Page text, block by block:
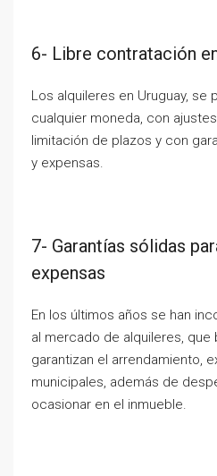
6- Libre contratación
Los alquileres en Uruguay, se
cualquier moneda, con
limitación de plazos y con
y expensas.
7- Garantías sólidas
expensas
En los últimos años se han
al mercado de alquileres, que
garantizan el arrendamiento,
municipales, además de
ocasionar en el inmueble.